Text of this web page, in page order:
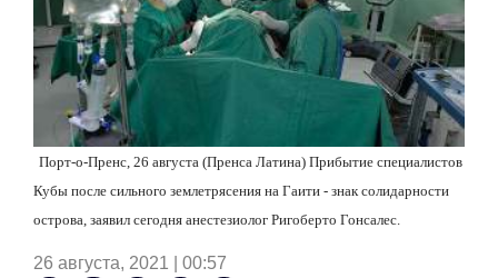
Порт-о-Пренс, 26 августа (Пренса Латина) Прибытие специалистов
Кубы после сильного землетрясения на Гаити - знак солидарности
острова, заявил сегодня анестезиолог Ригоберто Гонсалес.
26 августа, 2021 | 00:57